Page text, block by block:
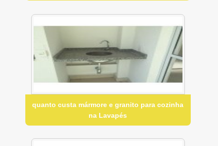
quanto custa mármore e granito para cozinha
na Lavapés